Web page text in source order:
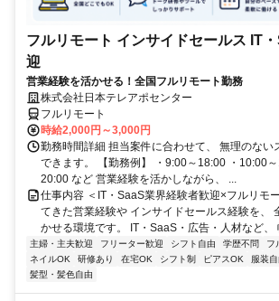
フルリモート インサイドセールス IT
迎
営業経験を活かせる！全国フルリモート勤務
株式会社日本テレアポセンター
フルリモート
時給2,000円～3,000円
勤務時間詳細 担当案件に合わせて、 無理のない
できます。 【勤務例】 ・9:00～18:00 ・10:00
20:00 など 営業経験を活かしながら、 ...
仕事内容 ＜IT・SaaS業界経験者歓迎×フルリモ
てきた営業経験や インサイドセールス経験を、
かせる環境です。 IT・SaaS・広告・人材など、
主婦・主夫歓迎 フリーター歓迎 シフト自由 学歴不問 フ
ネイルOK
研修あり 在宅OK シフト制 ピアスOK 服装自
髪型・髪色自由